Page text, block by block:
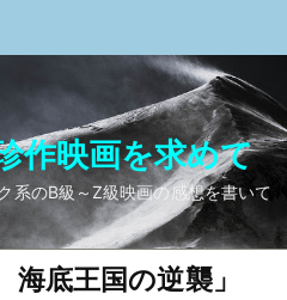
作映画を求めて
系のB級～Z級映画の感想を書いて
海底王国の逆襲」